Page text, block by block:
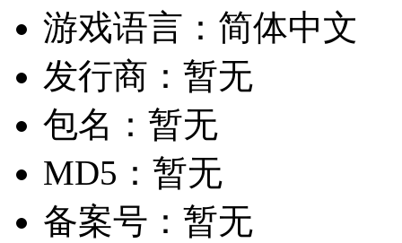
游戏语言： 简体中文
发行商： 暂无
包名： 暂无
MD5： 暂无
备案号： 暂无